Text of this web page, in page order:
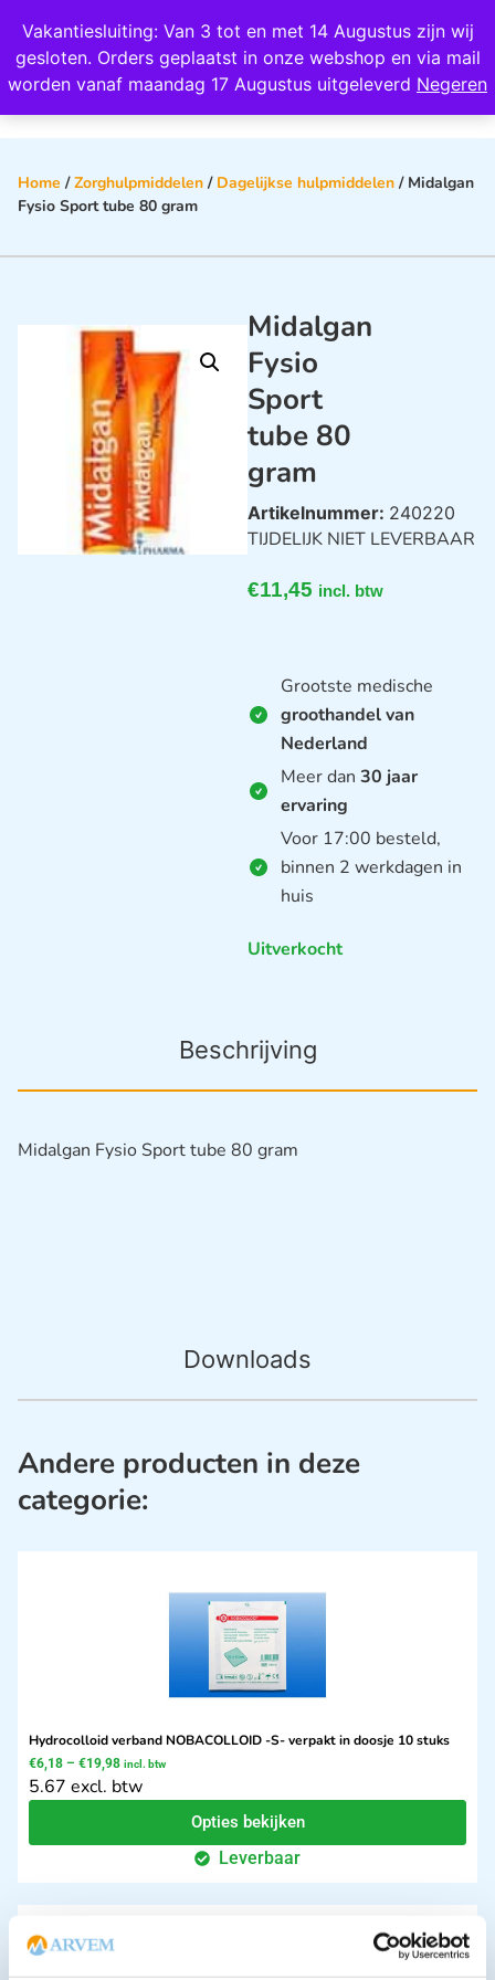
Vakantiesluiting: Van 3 tot en met 14 Augustus zijn wij
gesloten. Orders geplaatst in onze webshop en via mail
worden vanaf maandag 17 Augustus uitgeleverd Negeren
Wij scoren een 4,8 op Google
Home /Zorghulpmiddelen / Dagelijkse hulpmiddelen / Midalgan
Fysio Sport tube 80 gram
Midalgan
Fysio
Sport
tube 80
gram
Artikelnummer: 240220
TIJDELIJK NIET LEVERBAAR
€11,45 incl. btw
Grootste medische
groothandel van
Nederland
Meer dan 30 jaar
ervaring
Voor 17:00 besteld,
binnen 2 werkdagen in
huis
Uitverkocht
Beschrijving
Downloads
Midalgan Fysio Sport tube 80 gram
Andere producten in deze
categorie:
Hydrocolloid verband NOBACOLLOID -S- verpakt in doosje 10 stuks
€6,18 – €19,98 incl. btw
5.67 excl. btw
Opties bekijken
Leverbaar